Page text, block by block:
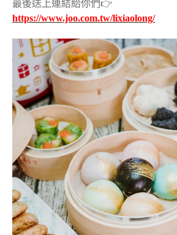
最後送上連結給你們👉
https://www.joo.com.tw/lixiaolong/